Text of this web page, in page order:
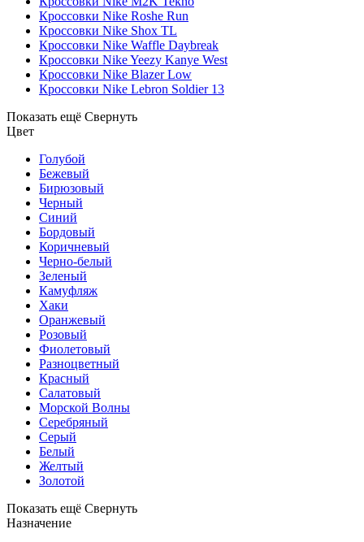
Кроссовки Nike Roshe Run
Кроссовки Nike Shox TL
Кроссовки Nike Waffle Daybreak
Кроссовки Nike Yeezy Kanye West
Кроссовки Nike Blazer Low
Кроссовки Nike Lebron Soldier 13
Показать ещё Свернуть
Цвет
Голубой
Бежевый
Бирюзовый
Черный
Синий
Бордовый
Коричневый
Черно-белый
Зеленый
Камуфляж
Хаки
Оранжевый
Розовый
Фиолетовый
Разноцветный
Красный
Салатовый
Морской Волны
Серебряный
Серый
Белый
Желтый
Золотой
Показать ещё Свернуть
Назначение